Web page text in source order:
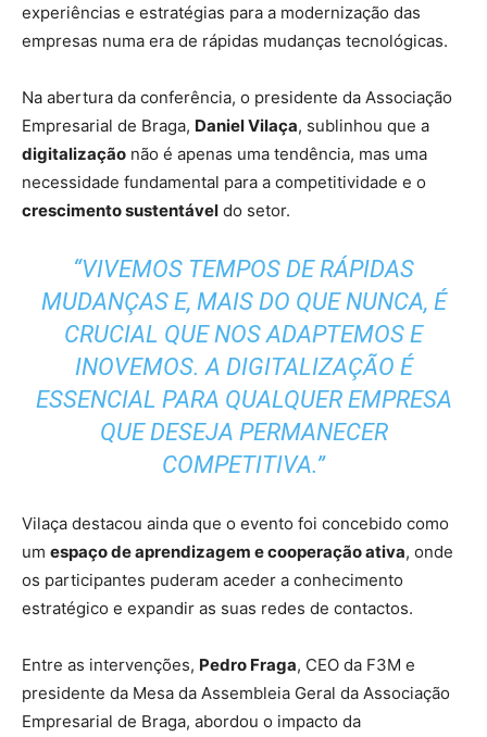
experiências e estratégias para a modernização das
empresas numa era de rápidas mudanças tecnológicas.
Na abertura da conferência, o presidente da Associação
Empresarial de Braga, Daniel Vilaça, sublinhou que a
digitalização não é apenas uma tendência, mas uma
necessidade fundamental para a competitividade e o
crescimento sustentável do setor.
“VIVEMOS TEMPOS DE RÁPIDAS
MUDANÇAS E, MAIS DO QUE NUNCA, É
CRUCIAL QUE NOS ADAPTEMOS E
INOVEMOS. A DIGITALIZAÇÃO É
ESSENCIAL PARA QUALQUER EMPRESA
QUE DESEJA PERMANECER
COMPETITIVA.”
Vilaça destacou ainda que o evento foi concebido como
um espaço de aprendizagem e cooperação ativa, onde
os participantes puderam aceder a conhecimento
estratégico e expandir as suas redes de contactos.
Entre as intervenções, Pedro Fraga, CEO da F3M e
presidente da Mesa da Assembleia Geral da Associação
Empresarial de Braga, abordou o impacto da